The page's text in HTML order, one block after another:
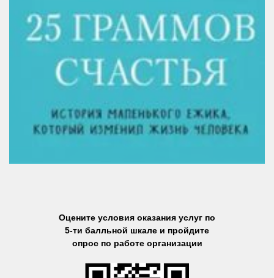
Оцените условия оказания услуг по
5-ти балльной шкале и пройдите
опрос по работе организации